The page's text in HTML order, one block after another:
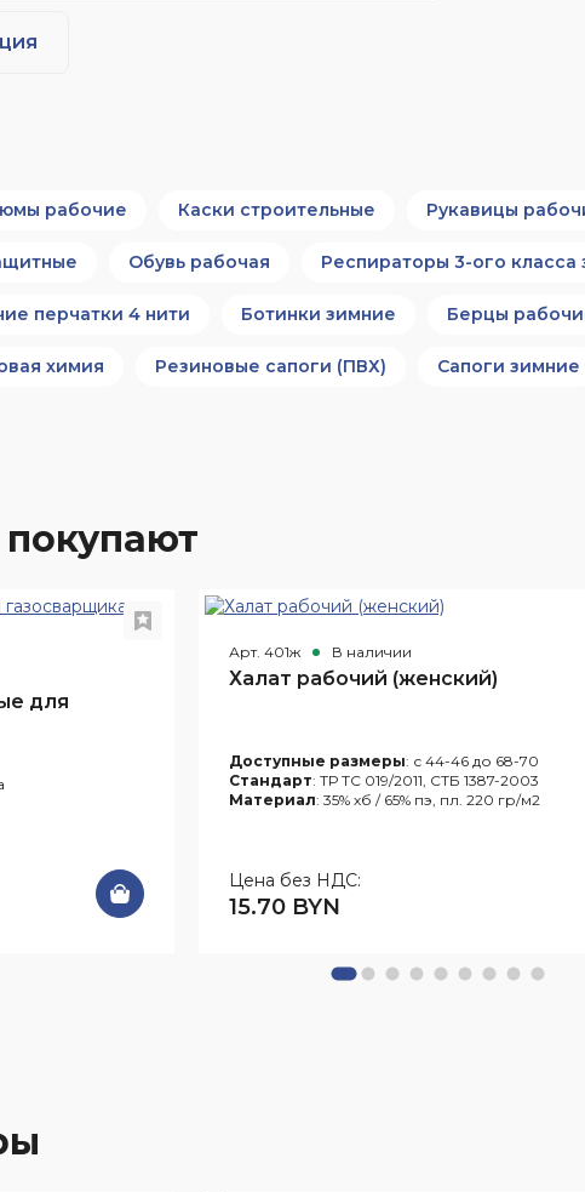
рабочие Каски строительные Рукавицы
Обувь рабочая Респираторы 3-ого класса
перчатки 4 нити Ботинки зимние Берцы
химия Резиновые сапоги (ПВХ) Сапоги зимние
для
Арт. 401ж В наличии
Халат рабочий (женский)
Доступные размеры: с 44-46 до 68-70
Стандарт: ТР ТС 019/2011, СТБ 1387-2003
Материал: 35% хб / 65% пэ, пл. 220 гр/м2
Цена без НДС:
15.70 BYN